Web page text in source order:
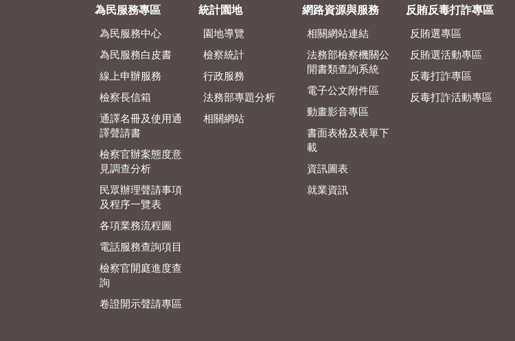
為民服務專區
為民服務中心
為民服務白皮書
線上申辦服務
檢察長信箱
通譯名冊及使用通
譯聲請書
檢察官辦案態度意
見調查分析
民眾辦理聲請事項
及程序一覽表
各項業務流程圖
電話服務查詢項目
檢察官開庭進度查
詢
卷證開示聲請專區
統計園地
園地導覽
檢察統計
行政服務
法務部專題分析
相關網站
網路資源與服務
相關網站連結
法務部檢察機關公
開書類查詢系統
電子公文附件區
動畫影音專區
書面表格及表單下
載
資訊圖表
就業資訊
反賄反毒打詐專區
反賄選專區
反賄選活動專區
反毒打詐專區
反毒打詐活動專區